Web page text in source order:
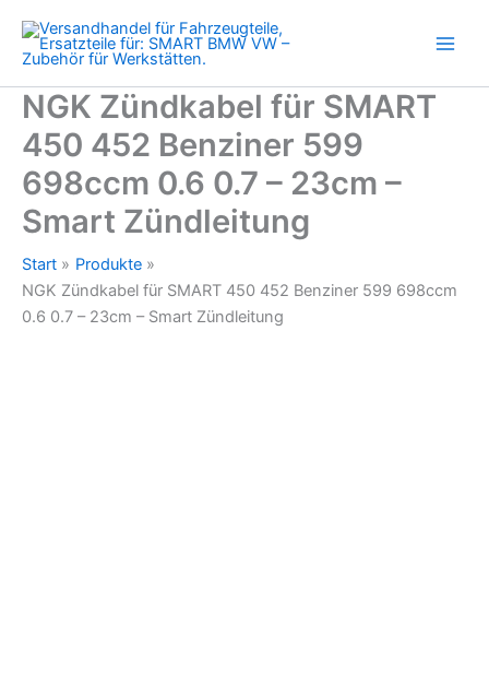
Inhalt
springen
NGK Zündkabel für SMART
450 452 Benziner 599
698ccm 0.6 0.7 – 23cm –
Smart Zündleitung
Start
Produkte
NGK Zündkabel für SMART 450 452 Benziner 599 698ccm
0.6 0.7 – 23cm – Smart Zündleitung
Benziner
599
698ccm
0.6
0.7
-
23cm
-
Zündleitung